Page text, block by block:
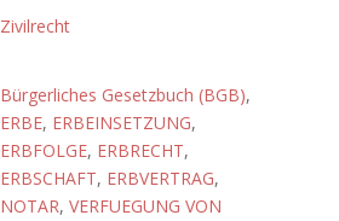
Zivilrecht
Bürgerliches Gesetzbuch (BGB),
ERBE, ERBEINSETZUNG,
ERBFOLGE, ERBRECHT,
ERBSCHAFT, ERBVERTRAG,
NOTAR, VERFUEGUNG VON